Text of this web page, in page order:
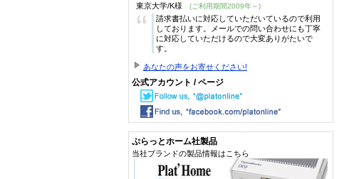
東京大学/K様 (ご利用期間2009年～)
“
請求書払いに対応していただいているので利用
しております。メールでの問い合わせにも丁寧
に対応していただけるので大変ありがたいで
す。
あなたの声をお寄せください!
公式アカウント / ページ
ぷらっとホーム社製品
当社ブランドの製品情報はこちら